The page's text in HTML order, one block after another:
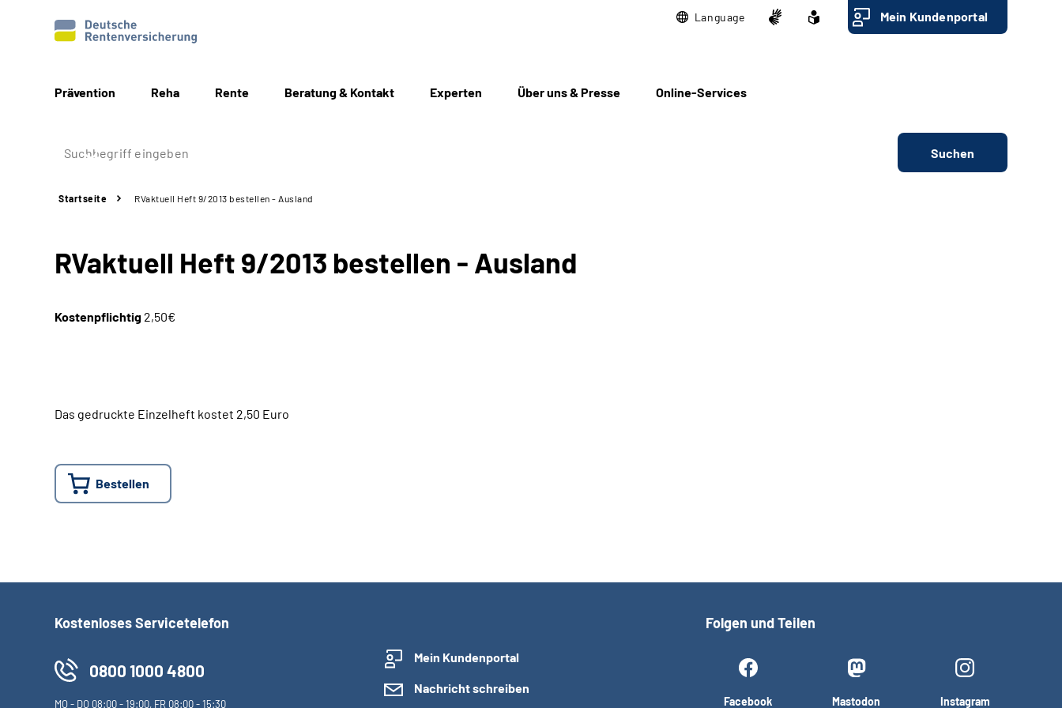
Language Mein Kundenportal
Prävention Reha Rente Beratung & Kontakt Experten Über uns & Presse Online-Services
Suchen
Startseite RVaktuell Heft 9/2013 bestellen - Ausland
RVaktuell Heft 9/2013 bestellen - Ausland
Kostenpflichtig 2,50€
Das gedruckte Einzelheft kostet 2,50 Euro
Bestellen
Kostenloses Servicetelefon
0800 1000 4800
MO- DO 08:00 - 19:00, FR 08:00 - 15:30
Mein Kundenportal
Nachricht schreiben
Folgen und Teilen
Facebook Mastodon Instagram